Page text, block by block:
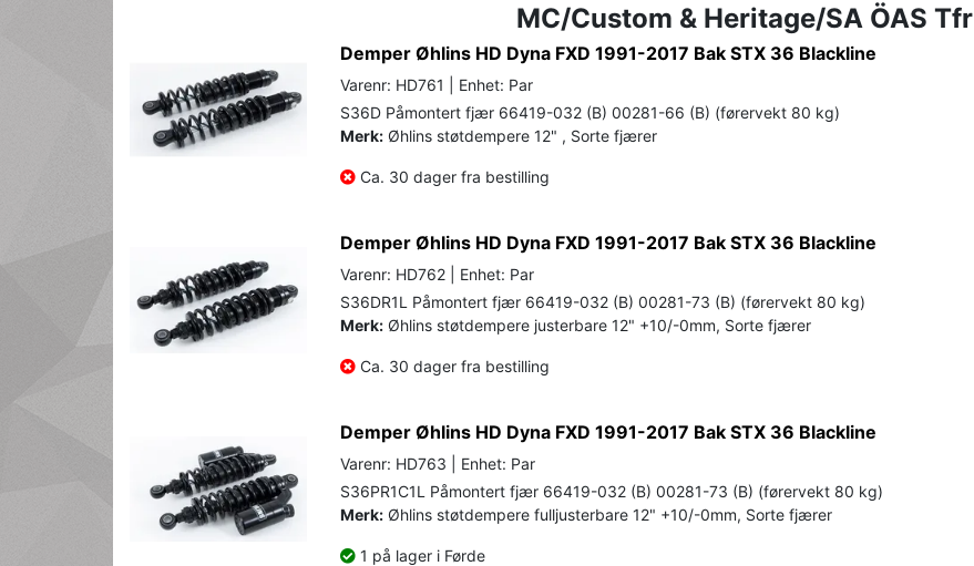
MC/Custom & Heritage/SA ÖAS Tfr
Demper Øhlins HD Dyna FXD 1991-2017 Bak STX 36 Blackline
Varenr: HD761 | Enhet: Par
S36D Påmontert fjær 66419-032 (B) 00281-66 (B) (førervekt 80 kg)
Merk: Øhlins støtdempere 12" , Sorte fjærer
Ca. 30 dager fra bestilling
Demper Øhlins HD Dyna FXD 1991-2017 Bak STX 36 Blackline
Varenr: HD762 | Enhet: Par
S36DR1L Påmontert fjær 66419-032 (B) 00281-73 (B) (førervekt 80 kg)
Merk: Øhlins støtdempere justerbare 12" +10/-0mm, Sorte fjærer
Ca. 30 dager fra bestilling
Demper Øhlins HD Dyna FXD 1991-2017 Bak STX 36 Blackline
Varenr: HD763 | Enhet: Par
S36PR1C1L Påmontert fjær 66419-032 (B) 00281-73 (B) (førervekt 80 kg)
Merk: Øhlins støtdempere fulljusterbare 12" +10/-0mm, Sorte fjærer
1 på lager i Førde